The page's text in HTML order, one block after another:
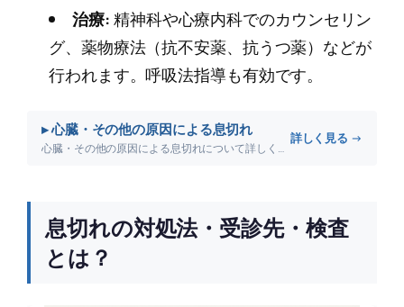
治療:精神科や心療内科でのカウンセリン
グ、薬物療法（抗不安薬、抗うつ薬）などが
行われます。呼吸法指導も有効です。
▸ 心臓・その他の原因による息切れ
心臓・その他の原因による息切れについて詳しく解説します。
詳しく見る →
息切れの対処法・受診先・検査
とは？